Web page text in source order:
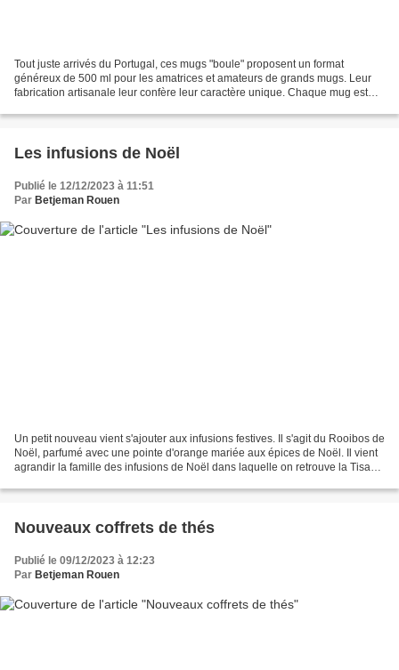
Tout juste arrivés du Portugal, ces mugs "boule" proposent un format
généreux de 500 ml pour les amatrices et amateurs de grands mugs. Leur
fabrication artisanale leur confère leur caractère unique. Chaque mug est
Les infusions de Noël
Publié le 12/12/2023 à 11:51
Par Betjeman Rouen
Un petit nouveau vient s'ajouter aux infusions festives. Il s'agit du Rooibos de
Noël, parfumé avec une pointe d'orange mariée aux épices de Noël. Il vient
agrandir la famille des infusions de Noël dans laquelle on retrouve la Tisane
Nouveaux coffrets de thés
Publié le 09/12/2023 à 12:23
Par Betjeman Rouen